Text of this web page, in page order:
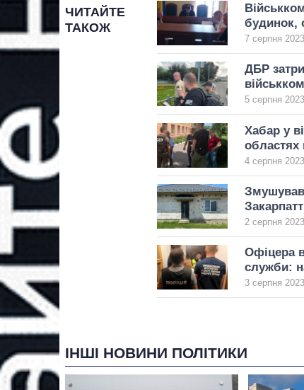
ЧИТАЙТЕ
ТАКОЖ
будинок,
7 серпня
ДБР
5 серпня
Хабар у
4 серпня
Змушував
2 серпня
Офіцера
служби:
3 серпня
ІНШІ НОВИНИ ПОЛІТИКИ